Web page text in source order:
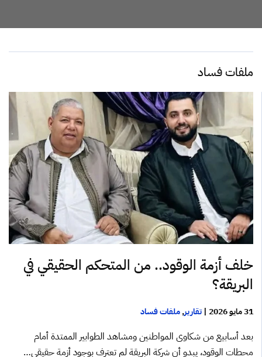
ملفات فساد
خلف أزمة الوقود.. من المتحكم الحقيقي في
البريقة؟
31 مايو 2026 |تقارير,ملفات فساد
بعد أسابيع من شكاوى المواطنين ومشاهد الطوابير الممتدة أمام
محطات الوقود، يبدو أن شركة البريقة لم تعترف بوجود أزمة حقيقي…